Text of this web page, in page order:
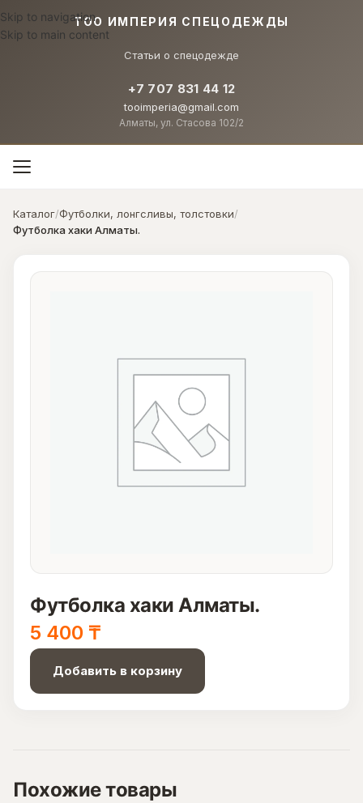
Skip to navigation
Skip to main content
Статьи о спецодежде
TOO ИМПЕРИЯ СПЕЦОДЕЖДЫ
+7 707 831 44 12
tooimperia@gmail.com
Алматы, ул. Стасова 102/2
Каталог/Футболки, лонгсливы, толстовки/
Футболка хаки Алматы.
Футболка хаки Алматы.
5 400 ₸
Добавить в корзину
Похожие товары